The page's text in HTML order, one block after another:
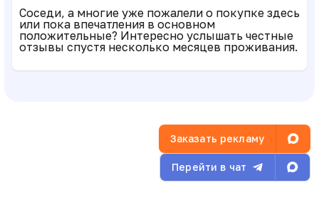
Соседи, а многие уже пожалели о покупке здесь
или пока впечатления в основном
положительные? Интересно услышать честные
отзывы спустя несколько месяцев проживания.
Заказать рекламу
Перейти в чат